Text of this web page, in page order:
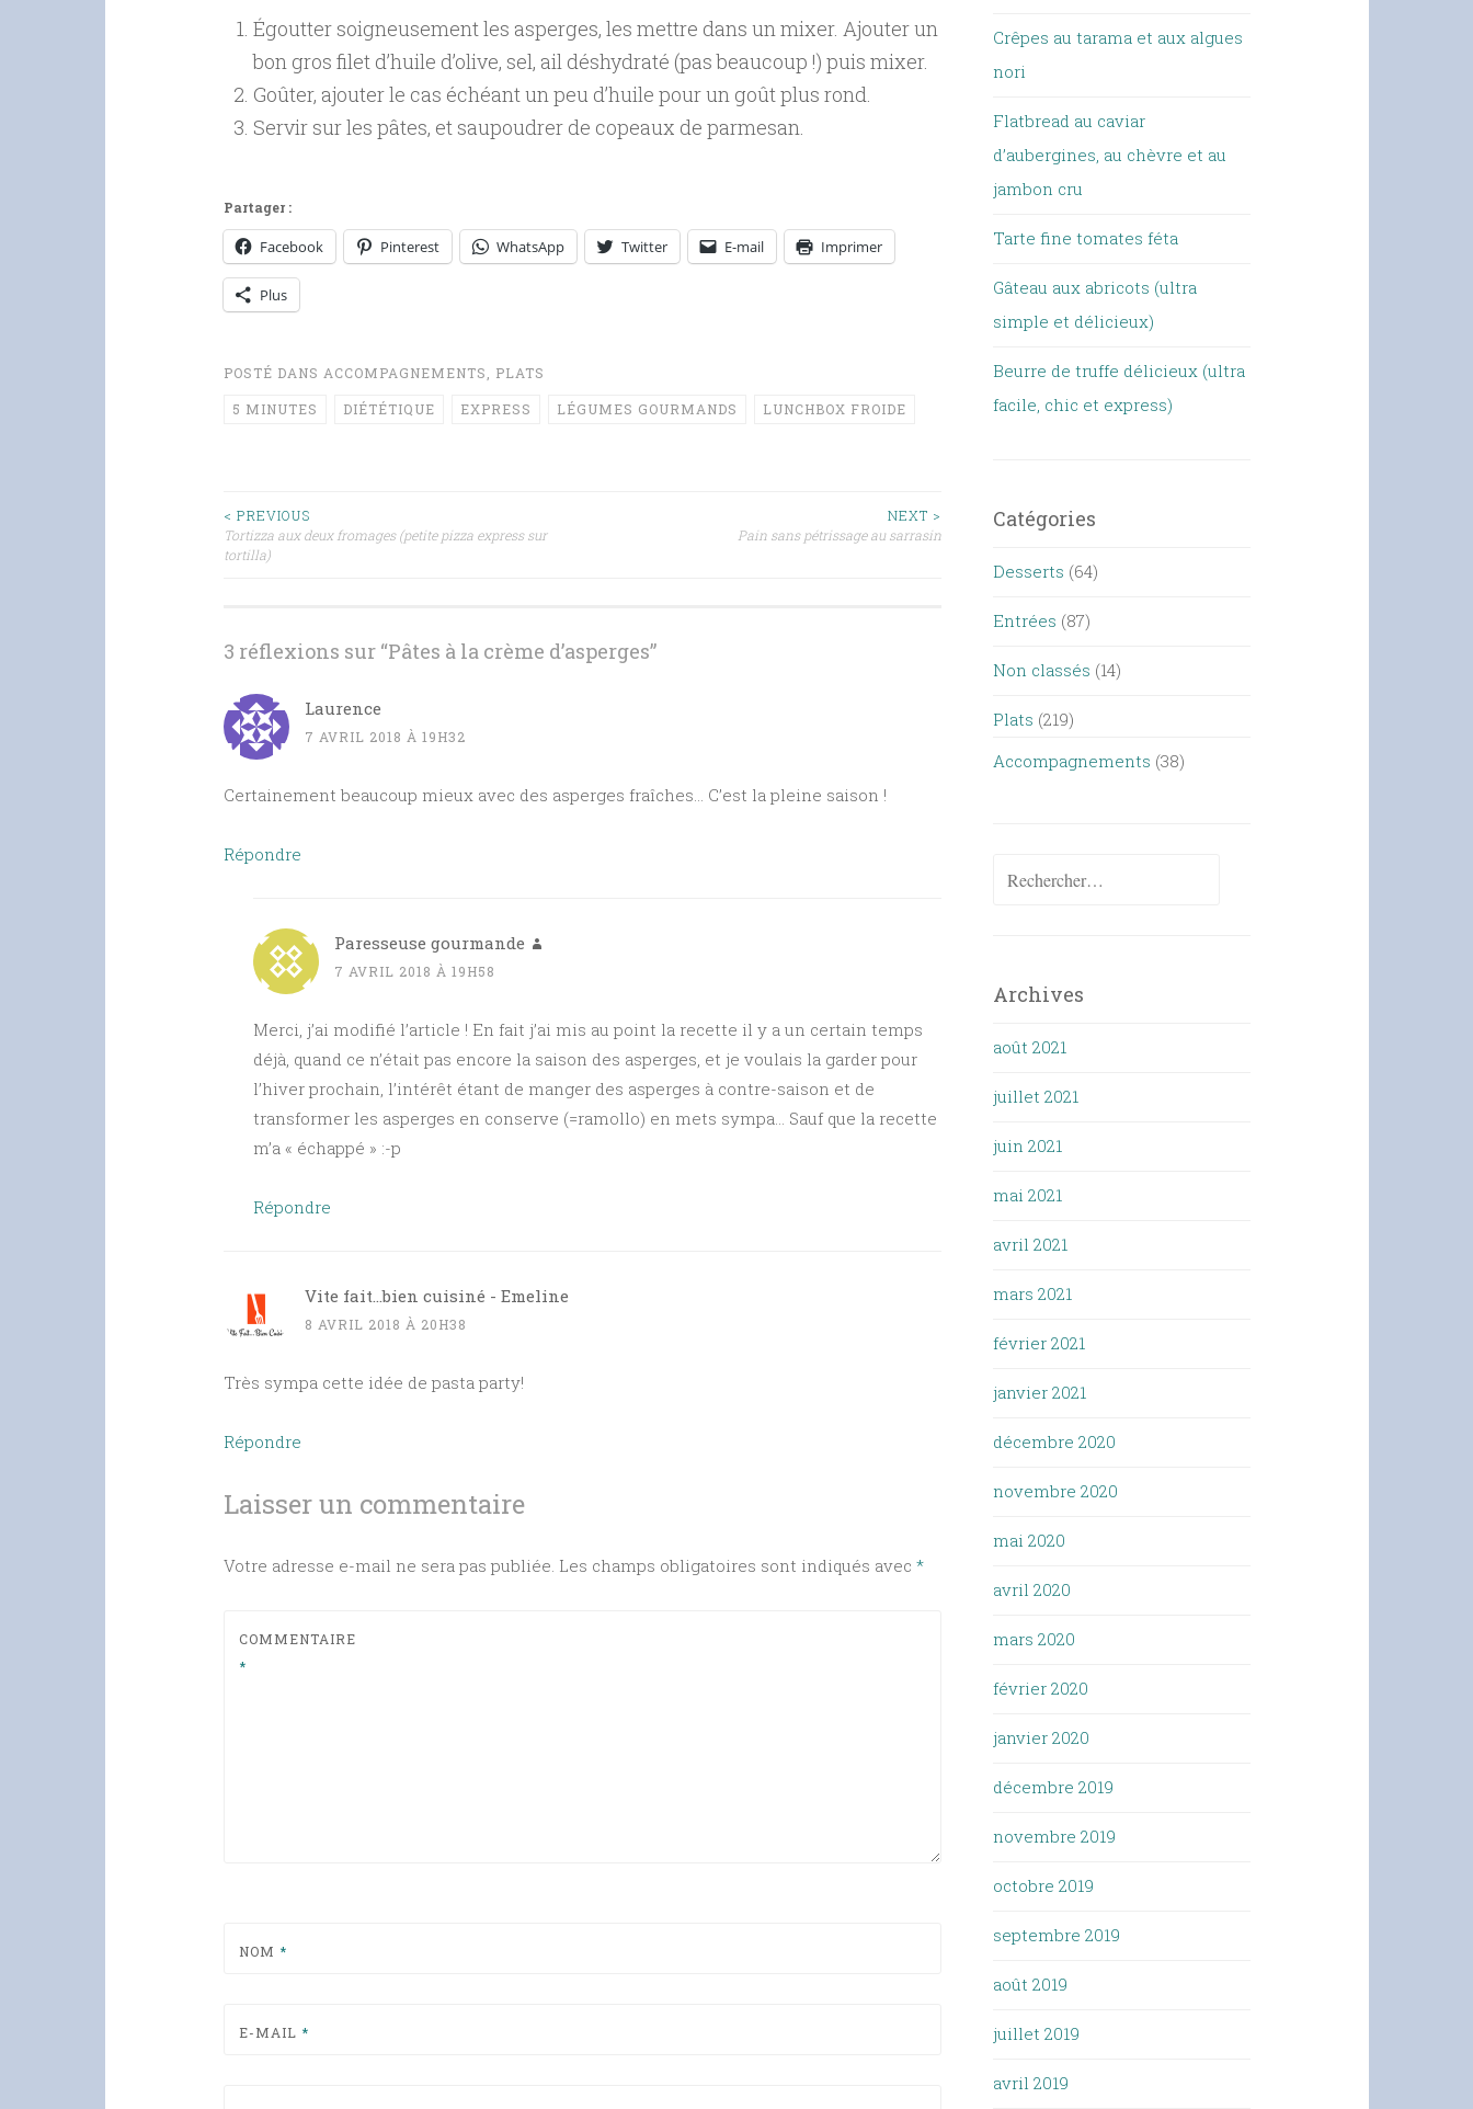
Égoutter soigneusement les asperges, les mettre dans un mixer. Ajouter un
bon gros filet d’huile d’olive, sel, ail déshydraté (pas beaucoup !) puis mixer.
Goûter, ajouter le cas échéant un peu d’huile pour un goût plus rond.
Servir sur les pâtes, et saupoudrer de copeaux de parmesan.
Partager :
Facebook Pinterest WhatsApp Twitter E-mail Imprimer
Plus
POSTÉ DANS ACCOMPAGNEMENTS, PLATS
5 MINUTES DIÉTÉTIQUE EXPRESS LÉGUMES GOURMANDS LUNCHBOX FROIDE
Navigation
articles
< PREVIOUS
Tortizza aux deux fromages (petite pizza express sur
tortilla)
NEXT >
Pain sans pétrissage au sarrasin
3 réflexions sur “Pâtes à la crème d’asperges”
Laurence
7 AVRIL 2018 À 19H32
Certainement beaucoup mieux avec des asperges fraîches… C’est la pleine saison !
Répondre
Paresseuse gourmande
7 AVRIL 2018 À 19H58
Merci, j’ai modifié l’article ! En fait j’ai mis au point la recette il y a un certain temps
déjà, quand ce n’était pas encore la saison des asperges, et je voulais la garder pour
l’hiver prochain, l’intérêt étant de manger des asperges à contre-saison et de
transformer les asperges en conserve (=ramollo) en mets sympa… Sauf que la recette
m’a « échappé » :-p
Répondre
Vite fait...bien cuisiné - Emeline
8 AVRIL 2018 À 20H38
Très sympa cette idée de pasta party!
Répondre
Laisser un commentaire
Votre adresse e-mail ne sera pas publiée. Les champs obligatoires sont indiqués avec *
COMMENTAIRE
*
NOM *
E-MAIL *
Crêpes au tarama et aux algues
nori
Flatbread au caviar
d’aubergines, au chèvre et au
jambon cru
Tarte fine tomates féta
Gâteau aux abricots (ultra
simple et délicieux)
Beurre de truffe délicieux (ultra
facile, chic et express)
Catégories
Desserts (64)
Entrées (87)
Non classés (14)
Plats (219)
Accompagnements (38)
Rechercher :
Archives
août 2021
juillet 2021
juin 2021
mai 2021
avril 2021
mars 2021
février 2021
janvier 2021
décembre 2020
novembre 2020
mai 2020
avril 2020
mars 2020
février 2020
janvier 2020
décembre 2019
novembre 2019
octobre 2019
septembre 2019
août 2019
juillet 2019
avril 2019